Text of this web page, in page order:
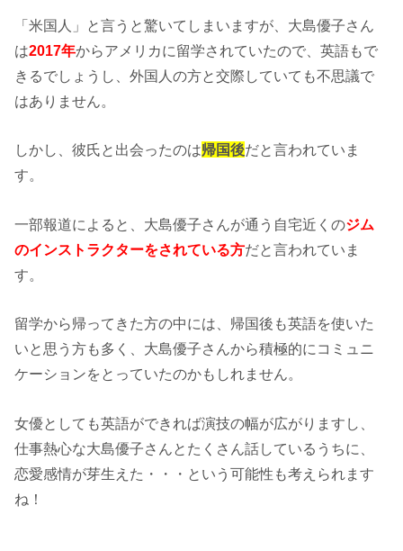
「米国人」と言うと驚いてしまいますが、大島優子さん
は2017年からアメリカに留学されていたので、英語もで
きるでしょうし、外国人の方と交際していても不思議で
はありません。
しかし、彼氏と出会ったのは帰国後だと言われていま
す。
一部報道によると、大島優子さんが通う自宅近くのジム
のインストラクターをされている方だと言われていま
す。
留学から帰ってきた方の中には、帰国後も英語を使いた
いと思う方も多く、大島優子さんから積極的にコミュニ
ケーションをとっていたのかもしれません。
女優としても英語ができれば演技の幅が広がりますし、
仕事熱心な大島優子さんとたくさん話しているうちに、
恋愛感情が芽生えた・・・という可能性も考えられます
ね！